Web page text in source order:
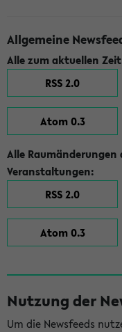
Allgemeine
Alle zum aktuellen
RSS 2.0
Atom 0.3
Alle
Veranstaltungen:
RSS 2.0
Atom 0.3
Nutzung der
Um die Newsfeeds